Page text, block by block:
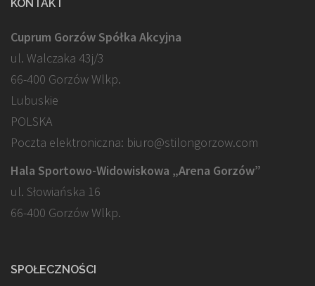
KONTAKT
Cuprum Gorzów Spółka Akcyjna
ul. Walczaka 43j/3
66-400 Gorzów Wlkp.
Lubuskie
POLSKA
Poczta elektroniczna: biuro@stilongorzow.com
Hala Sportowo-Widowiskowa „Arena Gorzów”
ul. Słowiańska 16
66-400 Gorzów Wlkp.
SPOŁECZNOŚCI